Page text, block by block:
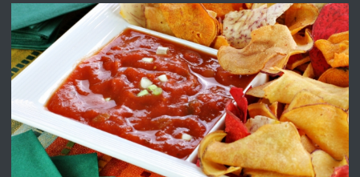
АПАРТАМЕНТ В ЦЕНТЪРА НА ГР.
ХАСКОВО
преди 2 дни
ПРЕДЛАГА Давам гараж под наем
преди 2 дни